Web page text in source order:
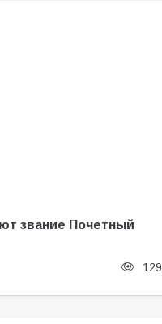
звание Почетный
129